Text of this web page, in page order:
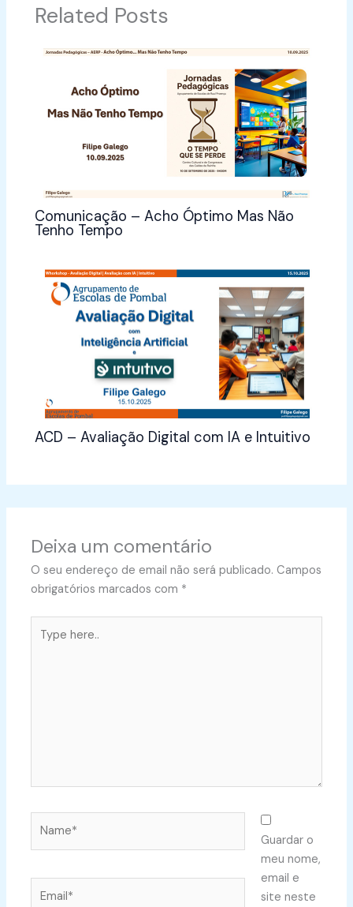
Related Posts
Comunicação – Acho Óptimo Mas Não
Tenho Tempo
ACD – Avaliação Digital com IA e Intuitivo
Deixa um comentário
O seu endereço de email não será publicado. Campos
obrigatórios marcados com *
here..
Guardar o
meu nome,
email e
site neste